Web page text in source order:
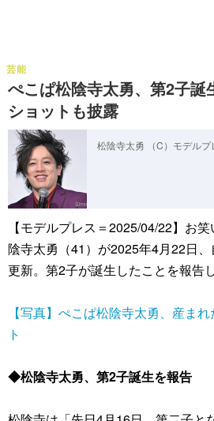
ぺこぱ松陰寺太勇、第2子誕
ショットも披露
芸能
松陰寺太勇 （C）モデルプ
【モデルプレス＝2025/04/22】お
陰寺太勇（41）が2025年4月22日
更新。第2子が誕生したことを報告し
【写真】ぺこぱ松陰寺太勇、産ま
ト
◆松陰寺太勇、第2子誕生を報告